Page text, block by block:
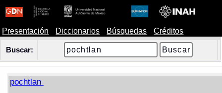
Presentación Diccionarios Búsquedas Créditos
Buscar:
pochtlan